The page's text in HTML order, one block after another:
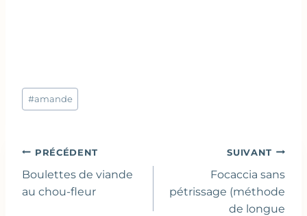
Étiquettes
de
#amande
Navigation
de
l’article
PRÉCÉDENT
Boulettes de viande
au chou-fleur
SUIVANT
Focaccia sans
pétrissage (méthode
de longue